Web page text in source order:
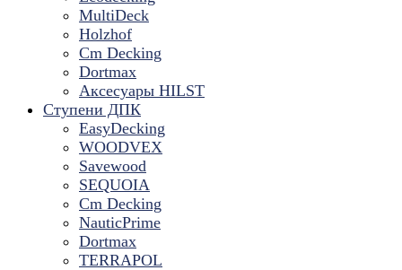
MultiDeck
Holzhof
Cm Decking
Dortmax
Аксесуары HILST
Ступени ДПК
EasyDecking
WOODVEX
Savewood
SEQUOIA
Cm Decking
NauticPrime
Dortmax
TERRAPOL